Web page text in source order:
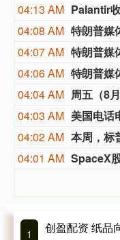
04:13 AM
04:08 AM
04:07 AM
04:06 AM 特朗普媒
04:04 AM
04:03 AM
04:02 AM
04:01 AM
1 创盈配资 纸品